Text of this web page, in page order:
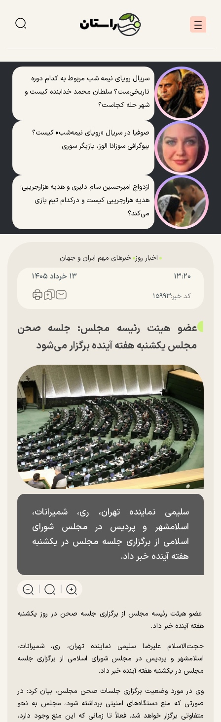
سریال رویای نیمه شب مربوط به کدام دوره
تاریخی‌ست؟ سلطان محمد خدابنده کیست و
شهر حله کجاست؟
صوفیا در سریال «رویای نیمه‌شب» کیست؟
بیوگرافی سوزانا الوز، بازیگر سوری
ازدواج امیرحسین سام دلیری و هدیه هزارجریبی؛
هدیه هزارجریبی کیست و درکدام تیم بازی
می‌کند؟
اخبار روز خبرهای مهم ایران و جهان
۱۳:۲۰ ۱۳ خرداد ۱۴۰۵
کد خبر:۱۵۹۹۳
عضو هیئت رئیسه مجلس: جلسه صحن
مجلس یکشنبه هفته آینده برگزار می‌شود
سلیمی نماینده تهران، ری، شمیرانات،
اسلامشهر و پردیس در مجلس شورای
اسلامی از برگزاری جلسه مجلس در یکشنبه
هفته آینده خبر داد.
عضو هیئت رئیسه مجلس از برگزاری جلسه صحن در روز یکشنبه
هفته آینده خبر داد.
حجت‌الاسلام علیرضا سلیمی نماینده تهران، ری، شمیرانات،
اسلامشهر و پردیس در مجلس شورای اسلامی از برگزاری جلسه
مجلس در یکشنبه هفته آینده خبر داد.
وی در مورد وضعیت برگزاری جلسات صحن مجلس، بیان کرد: در
صورتی که منع دستگاه‌های امنیتی برداشته شود، مجلس به نحو
متفاوتی برگزار خواهد شد. فعلاً تا زمانی که این منع وجود دارد،